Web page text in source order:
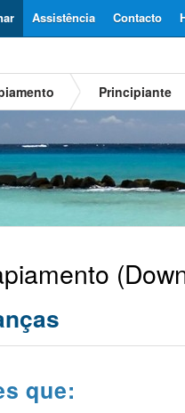
Contacto
Assistência
Principiante
que: